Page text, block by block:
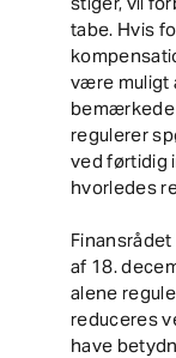
tabe. Hvis
være muligt
bemærkede
regulerer
ved førtidig
hvorledes
af 18.
alene
reduceres
have